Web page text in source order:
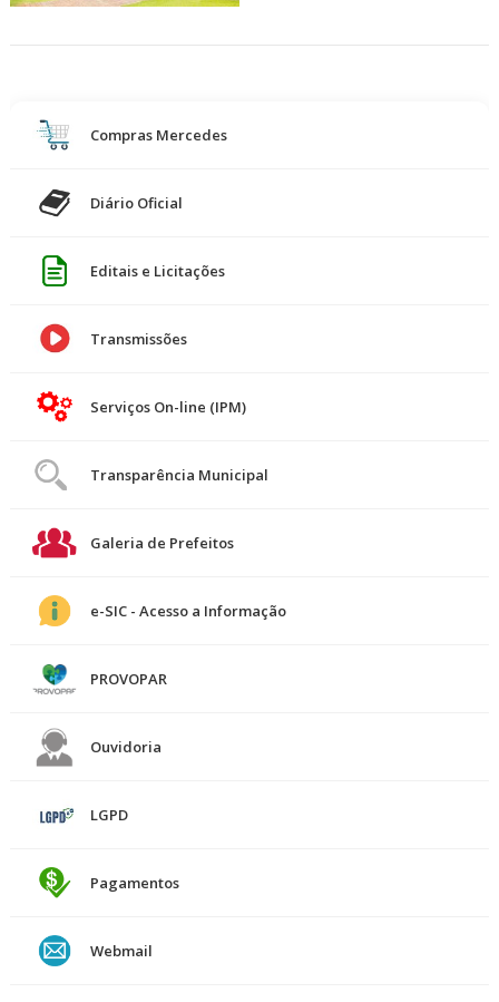
Compras Mercedes
Diário Oficial
Editais e Licitações
Transmissões
Serviços On-line (IPM)
Transparência Municipal
Galeria de Prefeitos
e-SIC - Acesso a Informação
PROVOPAR
Ouvidoria
LGPD
Pagamentos
Webmail